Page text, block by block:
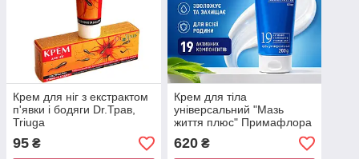
Крем для ніг з екстрактом
п'явки і бодяги Dr.Трав,
Triuga
95 ₴
Крем для тіла
універсальний "Мазь
життя плюс" Примафлора
200г
620₴